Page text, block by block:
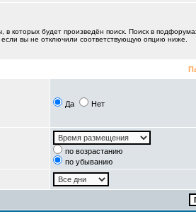
которых будет произведён поиск. Поиск в
если вы не отключили соответствующую опцию ниже.
Да Нет
по возрастанию
по убыванию